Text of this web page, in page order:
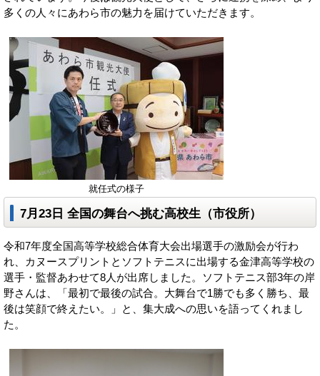
多くの人々にあわら市の魅力を届けていただきます。
就任式の様子
7月23日 全国の舞台へ挑む高校生 （市役所）
令和7年度全国高等学校総合体育大会出場選手の激励会が行わ
れ、カヌースプリントとソフトテニスに出場する金津高等学校の
選手・監督あわせて8人が出席しました。ソフトテニス部3年の岸
野さんは、「最初で最後の試合。大舞台で1勝でも多く勝ち、最
後は笑顔で終えたい。」と、集大成への思いを語ってくれまし
た。